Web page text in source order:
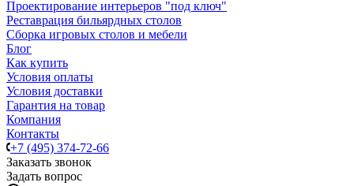
Проектирование интерьеров "под ключ"
Реставрация бильярдных столов
Сборка игровых столов и мебели
Блог
Как купить
Условия оплаты
Условия доставки
Гарантия на товар
Компания
Контакты
+7 (495) 374-72-66
Заказать звонок
Задать вопрос